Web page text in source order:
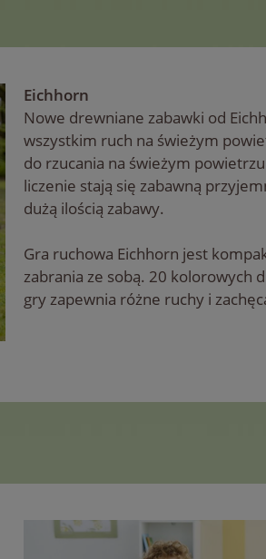
Eichhorn
Nowe drewniane zabawki od
wszystkim ruch na świeżym
do rzucania na świeżym
liczenie stają się zabawną
dużą ilością zabawy.
Gra ruchowa Eichhorn jest
zabrania ze sobą. 20 kolorowych
gry zapewnia różne ruchy i